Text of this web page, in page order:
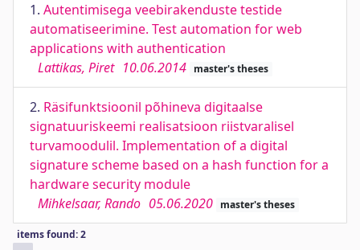
1. Autentimisega veebirakenduste testide
automatiseerimine. Test automation for web
applications with authentication
Lattikas, Piret 10.06.2014 master's theses
2. Räsifunktsioonil põhineva digitaalse
signatuuriskeemi realisatsioon riistvaralisel
turvamoodulil. Implementation of a digital
signature scheme based on a hash function for a
hardware security module
Mihkelsaar, Rando 05.06.2020 master's theses
items found: 2